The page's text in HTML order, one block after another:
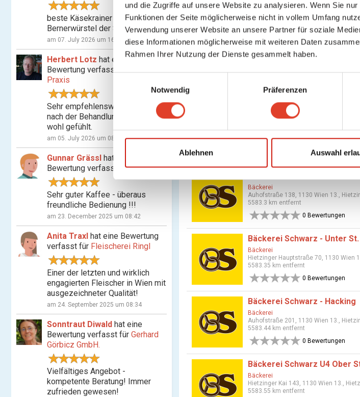
und die Zugriffe auf unsere Website zu analysieren. Wenn Sie
Funktionen der Seite möglicherweise nicht in vollem Umfang
Verwendung unserer Website an unsere Partner für soziale
diese Informationen möglicherweise mit weiteren Daten
Rahmen Ihrer Nutzung der Dienste gesammelt haben.
w
l
i
g
s
a
u
w
a
h
Notwendig Präferenzen
Ablehnen Auswahl
beste Käsekrainer und
Bernerwürstel der Stadt
am 07. July 2026 um 16:07
Herbert Lotz hat eine
Bewertung verfasst fürShiatsu-
Praxis
Sehr empfehlenswert! Habe mich
nach der Behandlung nachhaltig
wohl gefühlt.
am 05. July 2026 um 08:24
Gunnar Grässl hat eine
Bewertung verfasst fürTimeless
Sehr guter Kaffee - überaus
freundliche Bedienung !!!
am 23. December 2025 um 08:42
Anita Traxl hat eine Bewertung
verfasst für Fleischerei Ringl
Einer der letzten und wirklich
engagierten Fleischer in Wien mit
ausgezeichneter Qualität!
am 24. September 2025 um 08:34
Sonntraut Diwald hat eine
Bewertung verfasst für Gerhard
Görbicz GmbH.
Vielfältiges Angebot -
kompetente Beratung! Immer
zufrieden gewesen!
Otto-Bondy-Platz 2, 1120 Wien 12.,
5582.18 km entfernt
2 Bewertungen
Bäckerei Schwarz - Lainz
0 Bewertungen
Bäckerei Schwarz - Ober St.
Hietzinger Hauptstraße 145, 1130
5582.91 km entfernt
0 Bewertungen
Bäckerei
Auhofstraße 138, 1130 Wien 13.,
5583.3 km entfernt
0 Bewertungen
Bäckerei Schwarz - Unter
Bäckerei
Hietzinger Hauptstraße 70, 1130 Wien
5583.35 km entfernt
0 Bewertungen
Bäckerei Schwarz - Hacking
Bäckerei
Auhofstraße 201, 1130 Wien 13.,
5583.44 km entfernt
0 Bewertungen
Bäckerei Schwarz U4 Ober
Bäckerei
Hietzinger Kai 143, 1130 Wien 13.,
5583.55 km entfernt